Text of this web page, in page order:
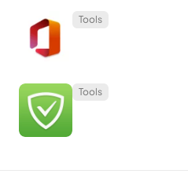
โดยเฉพาะอย่างยิ่ง Nox Cleaner
ได้ ไวรัสเป็นสิ่งที่น่ากลัว พวกมันสา
รวดเร็ว ทำลายไฟล์ และขโมยข้อ
สาเหตุหนึ่งที่ทำให้ประสิทธิภาพขอ
Cleaner ยังสามารถตรวจจับช่องโ
Tools
Tools